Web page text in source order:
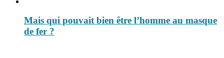
Mais qui pouvait bien être l’homme au masque
de fer ?